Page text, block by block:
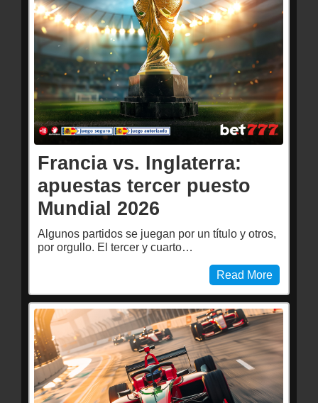
Francia vs. Inglaterra:
apuestas tercer puesto
Mundial 2026
Algunos partidos se juegan por un título y otros,
por orgullo. El tercer y cuarto…
Read More